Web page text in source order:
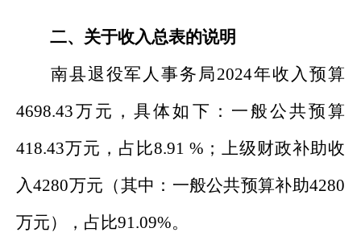
二、 关于收入总表的说明
南县退役军人事务局2024年收入预算
4698.43万元，具体如下 ：一般公共预算
418.43万元，占 比8.91 % ；上级财政补助收
入4280万元 （其中：一般公共预算补助4280
万元） ，占比91.09%。